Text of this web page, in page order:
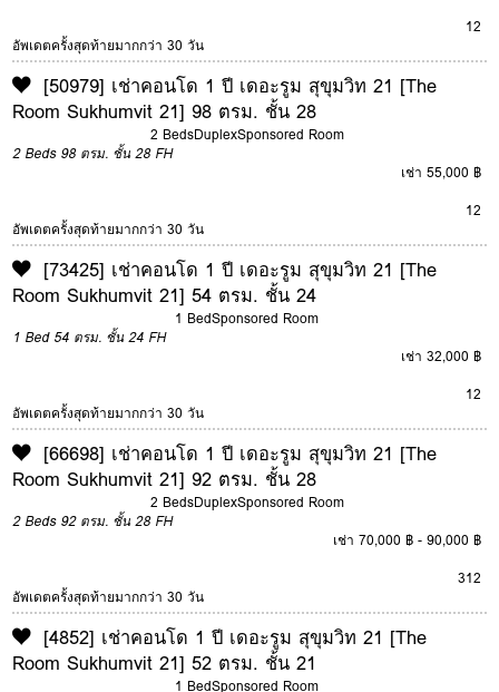
12
อัพเดตครั้งสุดท้ายมากกว่า 30 วัน
[50979] เช่าคอนโด 1 ปี เดอะรูม สุขุมวิท 21 [The
Room Sukhumvit 21] 98 ตรม. ชั้น 28
2 BedsDuplexSponsored Room
2 Beds 98 ตรม. ชั้น 28 FH
เช่า 55,000 ฿
12
อัพเดตครั้งสุดท้ายมากกว่า 30 วัน
[73425] เช่าคอนโด 1 ปี เดอะรูม สุขุมวิท 21 [The
Room Sukhumvit 21] 54 ตรม. ชั้น 24
1 BedSponsored Room
1 Bed 54 ตรม. ชั้น 24 FH
เช่า 32,000 ฿
12
อัพเดตครั้งสุดท้ายมากกว่า 30 วัน
[66698] เช่าคอนโด 1 ปี เดอะรูม สุขุมวิท 21 [The
Room Sukhumvit 21] 92 ตรม. ชั้น 28
2 BedsDuplexSponsored Room
2 Beds 92 ตรม. ชั้น 28 FH
เช่า 70,000 ฿ - 90,000 ฿
312
อัพเดตครั้งสุดท้ายมากกว่า 30 วัน
[4852] เช่าคอนโด 1 ปี เดอะรูม สุขุมวิท 21 [The
Room Sukhumvit 21] 52 ตรม. ชั้น 21
1 BedSponsored Room